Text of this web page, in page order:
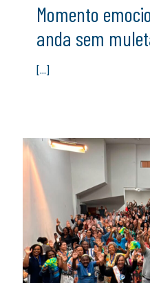
Momento
anda sem
[…]